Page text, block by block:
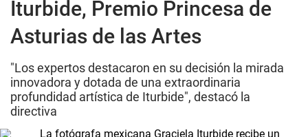
Iturbide, Premio Princesa de
Asturias de las Artes
"Los expertos destacaron en su decisión la mirada
innovadora y dotada de una extraordinaria
profundidad artística de Iturbide", destacó la
directiva